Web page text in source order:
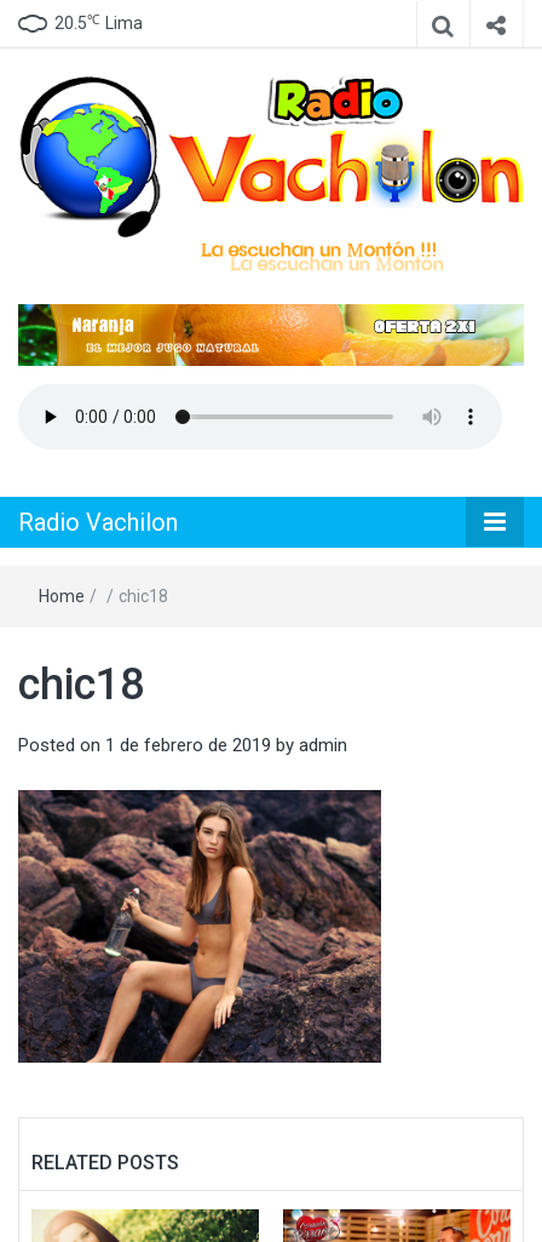
20.5℃ Lima
Radio
Vachilon
Radio Vachilon
Home / / chic18
chic18
Posted on 1 de febrero de 2019 by admin
RELATED POSTS